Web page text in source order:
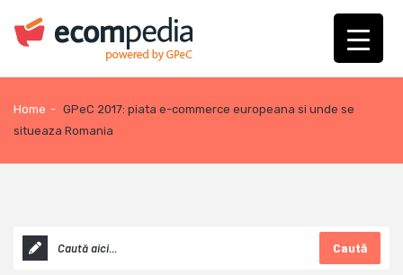
Home - GPeC 2017: piata e-commerce europeana si unde se
situeaza Romania
Caută